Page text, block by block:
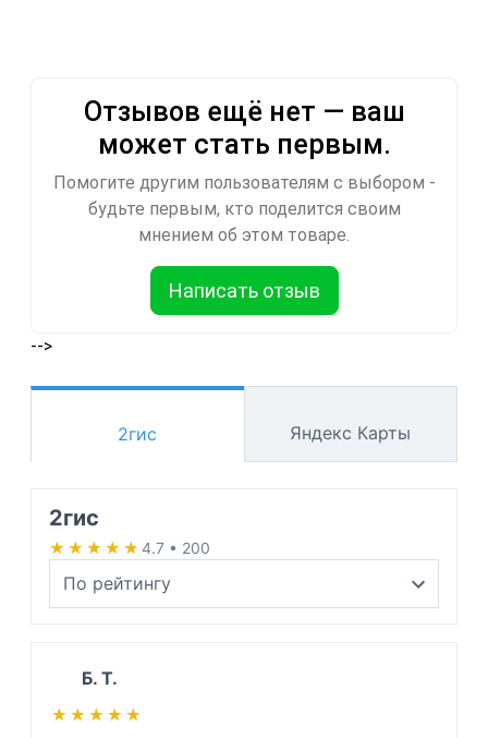
Отзывов ещё нет — ваш
может стать первым.
Помогите другим пользователям с выбором -
будьте первым, кто поделится своим
мнением об этом товаре.
Написать отзыв
-->
2гис Яндекс Карты
2гис
★★★★★
★★★★★ 4.7 • 200
Б. Т.
★★★★★
★★★★★